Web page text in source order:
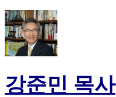
강준민 목사